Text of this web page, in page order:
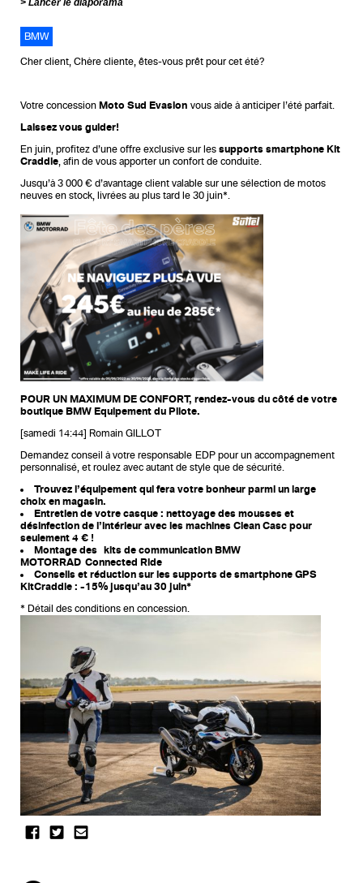
BMW
Cher client, Chère cliente, êtes-vous prêt pour cet été?
Votre concession Moto Sud Evasion vous aide à anticiper l’été parfait.
Laissez vous guider!
En juin, profitez d’une offre exclusive sur les supports smartphone Kit
Craddle , afin de vous apporter un confort de conduite.
Jusqu’à 3 000 € d’avantage client valable sur une sélection de motos
neuves en stock, livrées au plus tard le 30 juin*.
POUR UN MAXIMUM DE CONFORT, rendez-vous du côté de votre
boutique BMW Equipement du Pilote.
[samedi 14:44] Romain GILLOT
Demandez conseil à votre responsable EDP pour un accompagnement
personnalisé, et roulez avec autant de style que de sécurité.
Trouvez l’équipement qui fera votre bonheur parmi un large
choix en magasin.
Entretien de votre casque : nettoyage des mousses et
désinfection de l’intérieur avec les machines Clean Casc pour
seulement 4 € !
Montage des kits de communication BMW
MOTORRAD Connected Ride
Conseils et réduction sur les supports de smartphone GPS
KitCraddle : -15% jusqu’au 30 juin*
* Détail des conditions en concession.